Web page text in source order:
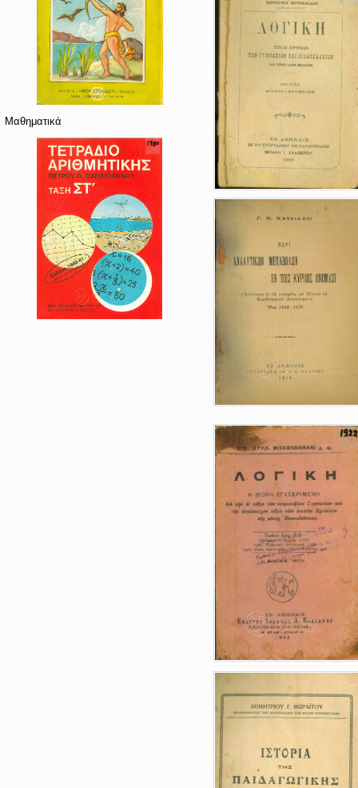
Μαθηματικά